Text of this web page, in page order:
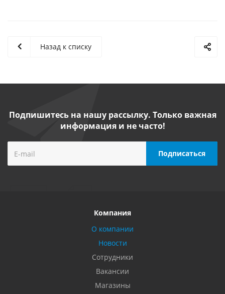
Назад к списку
Подпишитесь на нашу рассылку. Только важная
информация и не часто!
Компания
О компании
Новости
Сотрудники
Вакансии
Магазины